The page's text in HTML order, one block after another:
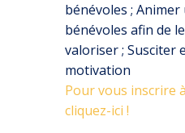
bénévoles ;
bénévoles afin de
valoriser ; Susciter
motivation
Pour vous inscrire
cliquez-ici !